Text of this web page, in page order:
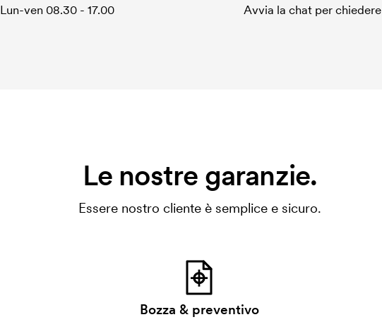
Lun-ven 08.30 - 17.00 Avvia la chat per
Le nostre garanzie.
Essere nostro cliente è semplice e sicuro.
Bozza & preventivo